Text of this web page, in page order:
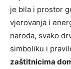
je bila i prostor
vjerovanja i
naroda, svako
simboliku i
zaštitnicima